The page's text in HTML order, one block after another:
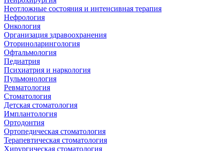
Неотложные состояния и интенсивная терапия
Нефрология
Онкология
Организация здравоохранения
Оториноларингология
Офтальмология
Педиатрия
Психиатрия и наркология
Пульмонология
Ревматология
Стоматология
Детская стоматология
Имплантология
Ортодонтия
Ортопедическая стоматология
Терапевтическая стоматология
Хирургическая стоматология